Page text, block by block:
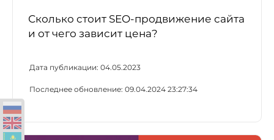
Сколько стоит SEO-продвижение сайта
и от чего зависит цена?
Дата публикации: 04.05.2023
Последнее обновление: 09.04.2024 23:27:34